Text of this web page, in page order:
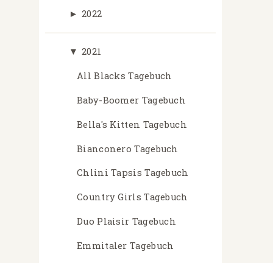
► 2022
▼ 2021
All Blacks Tagebuch
Baby-Boomer Tagebuch
Bella's Kitten Tagebuch
Bianconero Tagebuch
Chlini Tapsis Tagebuch
Country Girls Tagebuch
Duo Plaisir Tagebuch
Emmitaler Tagebuch